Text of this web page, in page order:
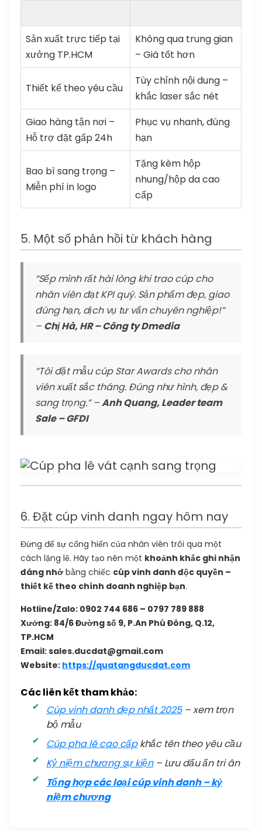
Sản xuất trực tiếp tại
xưởng TP.HCM
Không qua trung gian
– Giá tốt hơn
Thiết kế theo yêu cầu
Tùy chỉnh nội dung –
khắc laser sắc nét
Giao hàng tận nơi –
Hỗ trợ đặt gấp 24h
Phục vụ nhanh, đúng
hạn
Bao bì sang trọng –
Miễn phí in logo
Tặng kèm hộp
nhung/hộp da cao
cấp
5. Một số phản hồi từ khách hàng
“Sếp mình rất hài lòng khi trao cúp cho
nhân viên đạt KPI quý. Sản phẩm đẹp, giao
đúng hạn, dịch vụ tư vấn chuyên nghiệp!”
– Chị Hà, HR – Công ty Dmedia
“Tôi đặt mẫu cúp Star Awards cho nhân
viên xuất sắc tháng. Đúng như hình, đẹp &
sang trọng.” –Anh Quang, Leader team
Sale – GFDI
6. Đặt cúp vinh danh ngay hôm nay
Đừng để sự cống hiến của nhân viên trôi qua một
cách lặng lẽ. Hãy tạo nên một khoảnh khắc ghi nhận
đáng nhớ bằng chiếc cúp vinh danh độc quyền –
thiết kế theo chính doanh nghiệp bạn.
Hotline/Zalo: 0902 744 686 – 0797 789 888
Xưởng: 84/6 Đường số 9, P.An Phú Đông, Q.12,
TP.HCM
Email: sales.ducdat@gmail.com
Website: https://quatangducdat.com
Các liên kết tham khảo:
Cúp vinh danh đẹp nhất 2025– xem trọn
bộ mẫu
Cúp pha lê cao cấpkhắc tên theo yêu cầu
Kỷ niệm chương sự kiện– Lưu dấu ấn tri ân
Tổng hợp các loại cúp vinh danh – kỷ
niệm chương